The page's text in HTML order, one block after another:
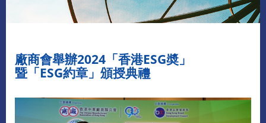
廠商會舉辦2024「香港ESG奬」
暨「ESG約章」頒授典禮